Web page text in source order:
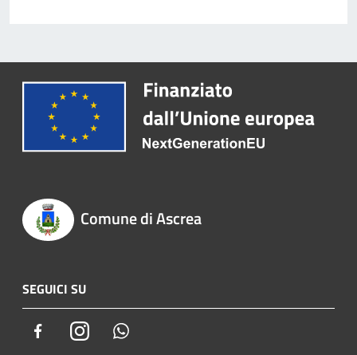
Comune di Ascrea
SEGUICI SU
FacebookInstagram